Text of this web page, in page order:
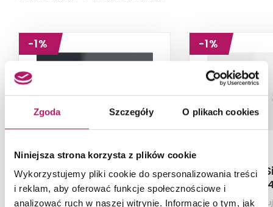
Zgoda Szczegóły O plikach cookies
Niniejsza strona korzysta z plików cookie
Wykorzystujemy pliki cookie do spersonalizowania treści
i reklam, aby oferować funkcje społecznościowe i
analizować ruch w naszej witrynie. Informacje o tym, jak
-1%
Geberit Sigma21
115.651.SJ.1
Przycisk spłukujący Sigma,
-1%
Geberit
Przycisk